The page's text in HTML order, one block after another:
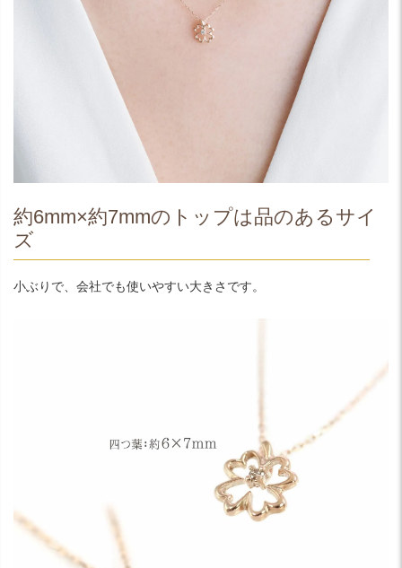
約6mm×約7mmのトップは品のあるサイ
ズ
小ぶりで、会社でも使いやすい大きさです。